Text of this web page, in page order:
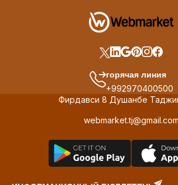
горячая линия
+992970400500
Фирдавси 8 Душанбе
webmarket.tj@gmail.com